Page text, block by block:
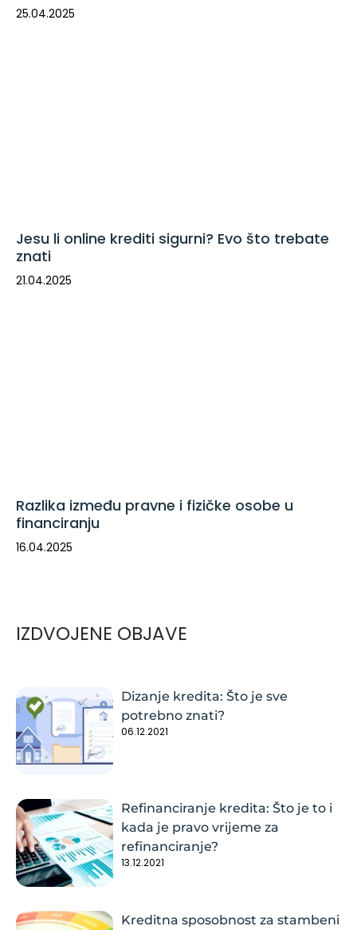
25.04.2025
Jesu li online krediti sigurni? Evo što trebate
znati
21.04.2025
Razlika između pravne i fizičke osobe u
financiranju
16.04.2025
IZDVOJENE OBJAVE
Dizanje kredita: Što je sve
potrebno znati?
06.12.2021
Refinanciranje kredita: Što je to i
kada je pravo vrijeme za
refinanciranje?
13.12.2021
Kreditna sposobnost za stambeni